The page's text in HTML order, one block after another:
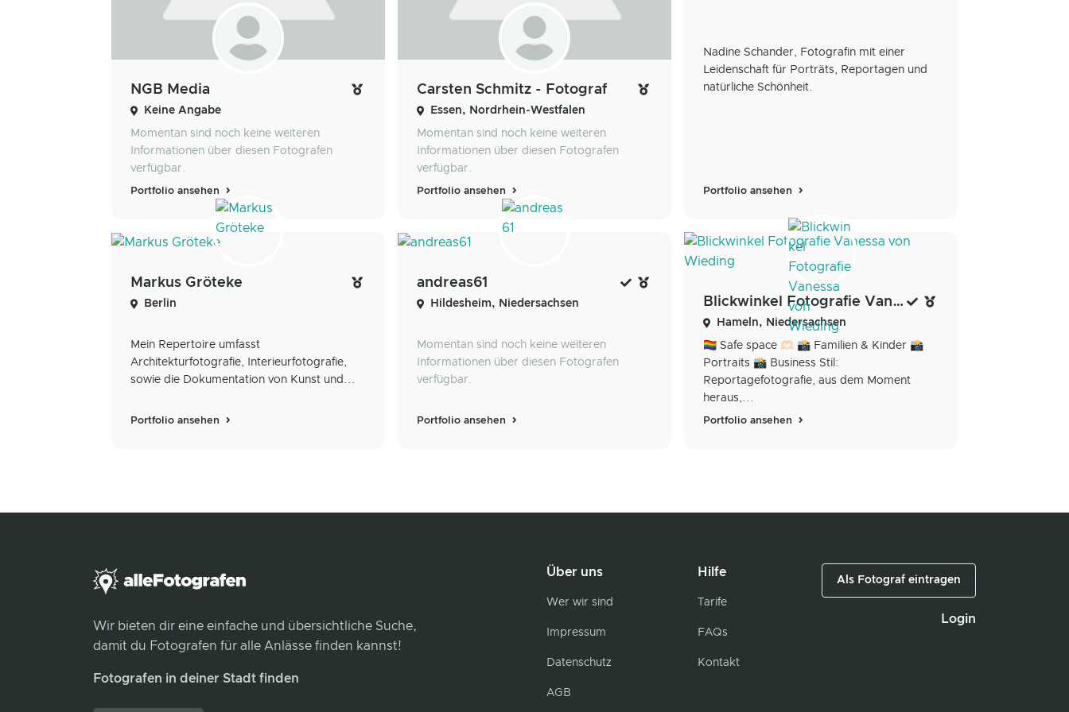
NGB Media
Keine Angabe
Momentan sind noch keine weiteren
Informationen über diesen Fotografen
verfügbar.
Portfolio ansehen
Carsten Schmitz - Fotograf
Essen, Nordrhein-Westfalen
Momentan sind noch keine weiteren
Informationen über diesen Fotografen
verfügbar.
Portfolio ansehen
Nadine Schander, Fotografin mit einer
Leidenschaft für Porträts, Reportagen und
natürliche Schönheit.
Portfolio ansehen
Markus Gröteke
Berlin
Mein Repertoire umfasst
Architekturfotografie, Interieurfotografie,
sowie die Dokumentation von Kunst und...
Portfolio ansehen
andreas61
Hildesheim, Niedersachsen
Momentan sind noch keine weiteren
Informationen über diesen Fotografen
verfügbar.
Portfolio ansehen
Blickwinkel Fotografie Vanessa von Wieding
Hameln, Niedersachsen
🏳️‍🌈 Safe space 🫶🏻 📸 Familien & Kinder 📸
Portraits 📸 Business Stil:
Reportagefotografie, aus dem Moment
heraus,...
Portfolio ansehen
Wir bieten dir eine einfache und übersichtliche Suche,
damit du Fotografen für alle Anlässe finden kannst!
Fotografen in deiner Stadt finden
Über uns
Wer wir sind
Impressum
Datenschutz
AGB
Hilfe
Tarife
FAQs
Kontakt
Als Fotograf eintragen
Login